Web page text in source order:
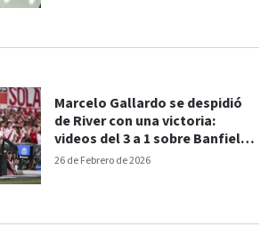
26 de Febrero de 2026
Marcelo Gallardo se despidió
de River con una victoria:
videos del 3 a 1 sobre Banfield
en el Monumental